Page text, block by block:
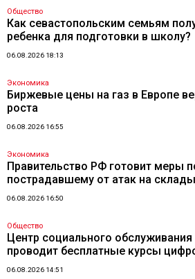
Общество
Как севастопольским семьям
ребенка для подготовки в школу?
06.08.2026 18:13
Экономика
Биржевые цены на газ в Европе
роста
06.08.2026 16:55
Экономика
Правительство РФ готовит меры
пострадавшему от атак на
06.08.2026 16:50
Общество
Центр социального
проводит бесплатные курсы
06.08.2026 14:51